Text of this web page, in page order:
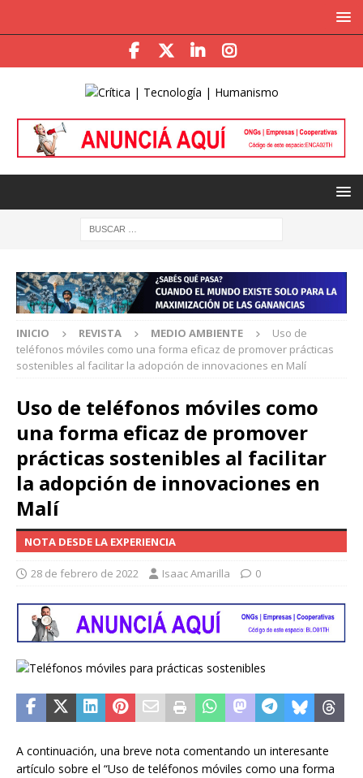
INICIO REVISTA MEDIO AMBIENTE
Uso de
teléfonos móviles como una forma eficaz de promover prácticas
sostenibles al facilitar la adopción de innovaciones en Malí
Uso de teléfonos móviles como
una forma eficaz de promover
prácticas sostenibles al facilitar
la adopción de innovaciones en
Malí
NOTA DESDE LA EXPERIENCIA
28 de febrero de 2022 Isaac Amarilla 0
A continuación, una breve nota comentando un interesante
artículo sobre el “Uso de teléfonos móviles como una forma